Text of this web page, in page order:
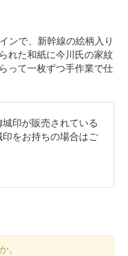
ンで、新幹線の絵柄入り
れた和紙に今川氏の家紋
って一枚ずつ手作業で仕
印が販売されている
をお持ちの場合はご
。